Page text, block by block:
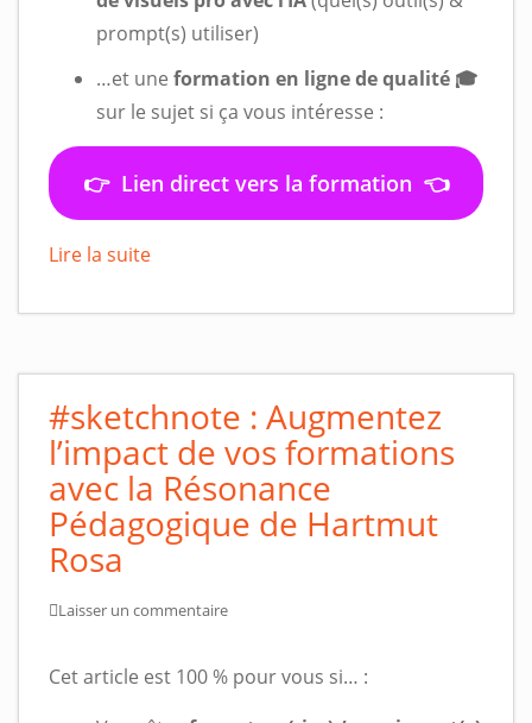
prompt(s) utiliser)
…et une formation en ligne de qualité 🎓
sur le sujet si ça vous intéresse :
👉 Lien direct vers la formation 👈
Lire la suite
#sketchnote : Augmentez
l’impact de vos formations
avec la Résonance
Pédagogique de Hartmut
Rosa
Laisser un commentaire
Cet article est 100 % pour vous si… :